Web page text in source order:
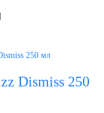
Dismiss 250